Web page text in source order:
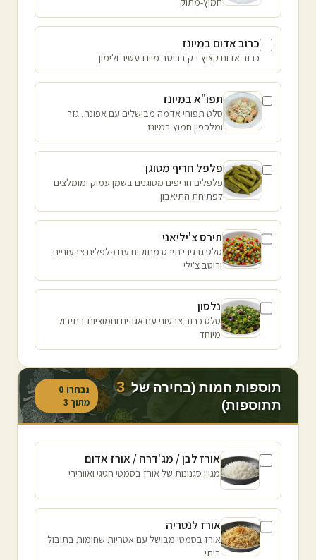
כרוב אדום במיונז
כרוב אדום קצוץ דק ברוטב מיונז עשיר ולימון
תפו"א במיונז
סלט תפוחי אדמה מבושלים עם אפונה, גזר
ומלפפון חמוץ במיונז
פלפל חריף מטוגן
פלפלים חריפים מטוגנים בשמן עמוק ומומלצים
לפתיחת התיאבון
תירס צ'יליאני
סלט גרגירי תירס מתוקים עם פלפלים צבעוניים
ורוטב צ'ילי
נלסון
סלט כרוב צבעוני עם אגוזים וחמוציות בתיבול
מיוחד
תוספות חמות (בחירה של 3
תתוספות)
נבחרו 0
מתוך 3
אורז לבן / מג'דרה / אורז אדום
מגוון סגנונות של אורז בסמטי חגיגי ואוורירי
אורז לנטריה
אורז בסמטי מבושל עם אטריות שחומות בתיבול
ביתי